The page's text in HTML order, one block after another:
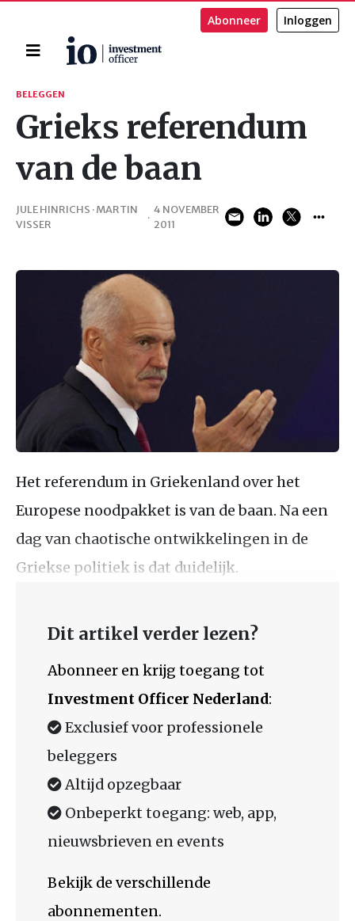
Home
Abonneer Inloggen
Zoeken
BELEGGEN
Grieks referendum
van de baan
JULE HINRICHS · MARTIN
VISSER
·
4 NOVEMBER
2011
Het referendum in Griekenland over het
Europese noodpakket is van de baan. Na een
dag van chaotische ontwikkelingen in de
Griekse politiek is dat duidelijk.
Dit artikel verder lezen?
Abonneer en krijg toegang tot
Investment Officer Nederland:
Exclusief voor professionele
beleggers
Altijd opzegbaar
Onbeperkt toegang: web, app,
nieuwsbrieven en events
Bekijk de verschillende
abonnementen.